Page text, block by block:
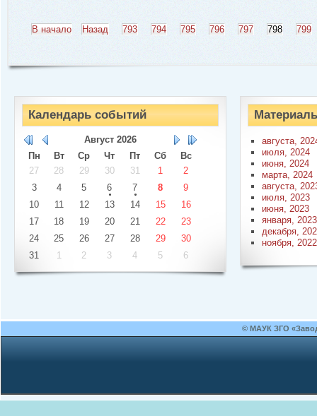
В начало Назад 793 794 795 796 797 798 799
Календарь событий
Август 2026
Пн
Вт Ср Чт Пт Сб
Вс
27
28 29 30 31 1
2
3
4 5 6 7 8
9
10
11 12 13 14 15
16
17
18 19 20 21 22
23
24
25 26 27 28 29
30
31
1 2 3 4 5 6
августа,
июля, 2024
июня, 2024
марта, 2024
августа,
июля, 2023
июня, 2023
января, 2023
декабря,
ноября, 2022
© МАУК ЗГО